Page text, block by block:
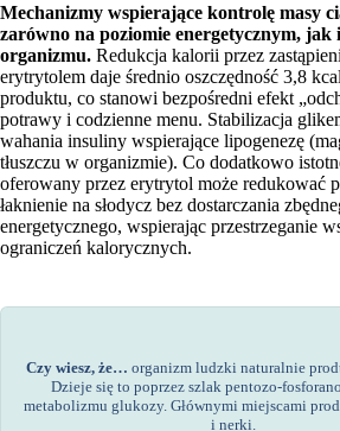
Mechanizmy wspierające kontrolę masy
zarówno na poziomie energetycznym,
organizmu. Redukcja kalorii przez
erytrytolem daje średnio oszczędność 3,8
produktu, co stanowi bezpośredni efekt
potrawy i codzienne menu. Stabilizacja
wahania insuliny wspierające lipogenezę
tłuszczu w organizmie). Co dodatkowo
oferowany przez erytrytol może redukować
łaknienie na słodycz bez dostarczania
energetycznego, wspierając przestrzeganie
ograniczeń kalorycznych.
Czy wiesz, że… organizm ludzki naturalnie
Dzieje się to poprzez szlak pentozo-
metabolizmu glukozy. Głównymi miejscami
i nerki.